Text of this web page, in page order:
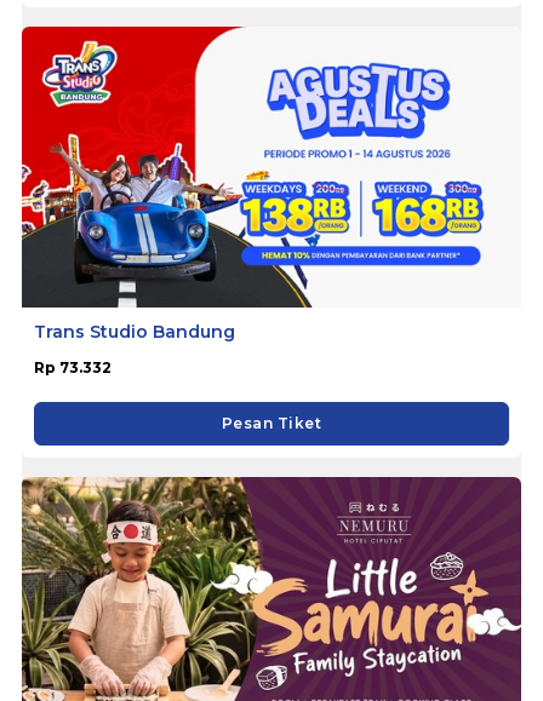
Trans Studio Bandung
Rp 73.332
Pesan Tiket